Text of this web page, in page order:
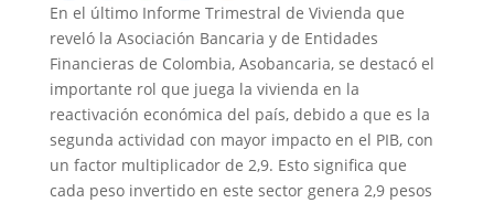
En el último Informe Trimestral de Vivienda que
reveló la Asociación Bancaria y de Entidades
Financieras de Colombia, Asobancaria, se destacó el
importante rol que juega la vivienda en la
reactivación económica del país, debido a que es la
segunda actividad con mayor impacto en el PIB, con
un factor multiplicador de 2,9. Esto significa que
cada peso invertido en este sector genera 2,9 pesos